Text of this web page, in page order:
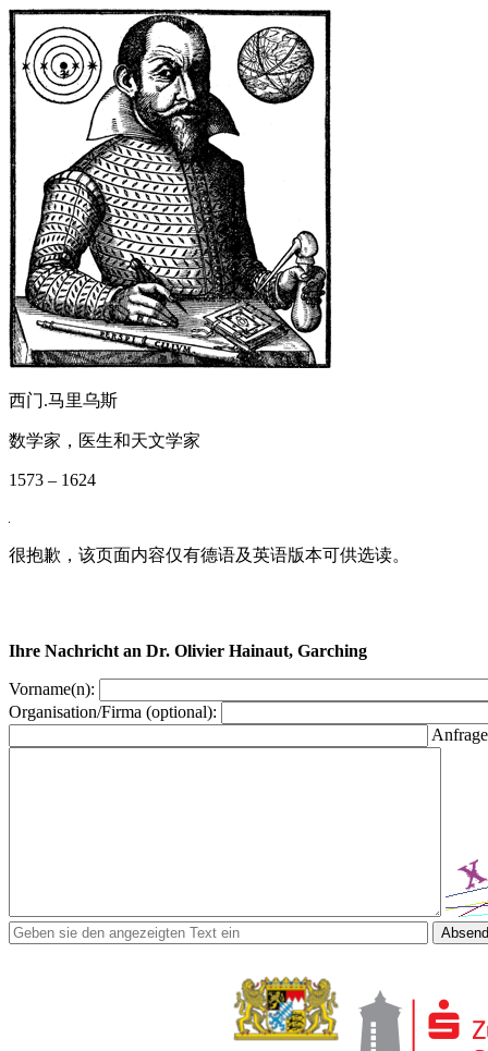
西门.马里乌斯
数学家，医生和天文学家
1573 – 1624
很抱歉，该页面内容仅有德语及英语版本可供选读。
Ihre Nachricht an Dr. Olivier Hainaut, Garching
Vorname(n):
Organisation/Firma (optional):